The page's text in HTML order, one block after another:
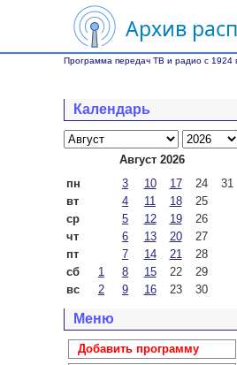
Архив
Программа передач ТВ и радио с 1924
Календарь
Август 2026
пн
3 10 17 24
31
вт
4 11 18
25
ср
5 12 19
26
чт
6 13 20
27
пт
7 14 21
28
сб
1 8 15 22
29
вс
2 9 16 23 30
Меню
Добавить программу